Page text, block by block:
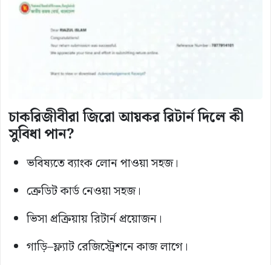
চাকরিজীবীরা জিরো আয়কর রিটার্ন দিলে কী
সুবিধা পান?
ভবিষ্যতে ব্যাংক লোন পাওয়া সহজ।
ক্রেডিট কার্ড নেওয়া সহজ।
ভিসা প্রক্রিয়ায় রিটার্ন প্রয়োজন।
গাড়ি–ফ্ল্যাট রেজিস্ট্রেশনে কাজ লাগে।